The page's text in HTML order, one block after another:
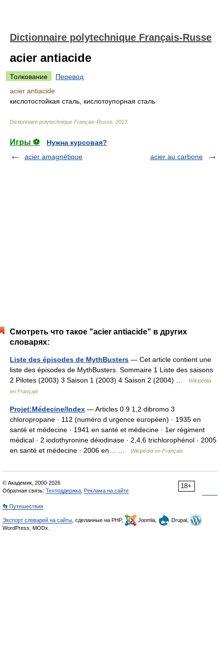
Dictionnaire polytechnique Français-Russe
acier antiacide
Толкование
Перевод
acier antiacide
кислотостойкая сталь, кислотоупорная сталь
Dictionnaire polytechnique Français-Russe 2013
Игры ⚽
Нужна курсовая?
acier amagnétique
acier au carbone
Смотреть что такое "acier antiacide" в других
словарях:
Liste des épisodes de MythBusters — Cet article contient une
liste des épisodes de MythBusters. Sommaire 1 Liste des saisons
2 Pilotes (2003) 3 Saison 1 (2003) 4 Saison 2 (2004) …
Wikipédia
en Français
Projet:Médecine/Index — Articles 0 9 1,2 dibromo 3
chloropropane · 112 (numéro d urgence européen) · 1935 en
santé et médecine · 1941 en santé et médecine · 1er régiment
médical · 2 iodothyronine déiodinase · 2,4,6 trichlorophénol · 2005
en santé et médecine · 2006 en… …
Wikipédia en Français
18+
© Академик, 2000-2026
Обратная связь: Техподдержка Реклама на сайте
👣 Путешествия
Экспорт словарей на сайты , сделанные на PHP, Joomla,
Drupal,
WordPress, MODx.